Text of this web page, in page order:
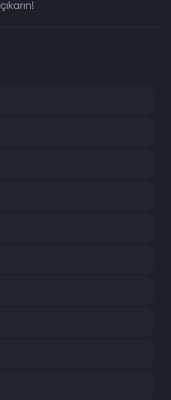
çıkarın!